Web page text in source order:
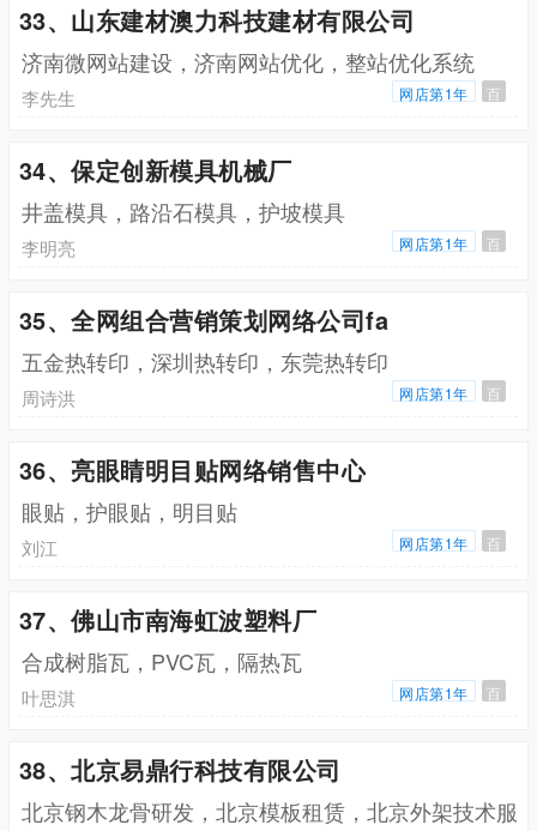
33、山东建材澳力科技建材有限公司
济南微网站建设，济南网站优化，整站优化系统
李先生 网店第1年 百
34、保定创新模具机械厂
井盖模具，路沿石模具，护坡模具
李明亮 网店第1年 百
35、全网组合营销策划网络公司fa
五金热转印，深圳热转印，东莞热转印
周诗洪 网店第1年 百
36、亮眼睛明目贴网络销售中心
眼贴，护眼贴，明目贴
刘江 网店第1年 百
37、佛山市南海虹波塑料厂
合成树脂瓦，PVC瓦，隔热瓦
叶思淇 网店第1年 百
38、北京易鼎行科技有限公司
北京钢木龙骨研发，北京模板租赁，北京外架技术服